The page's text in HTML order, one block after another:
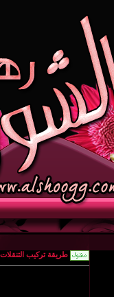
طريقة تركيب